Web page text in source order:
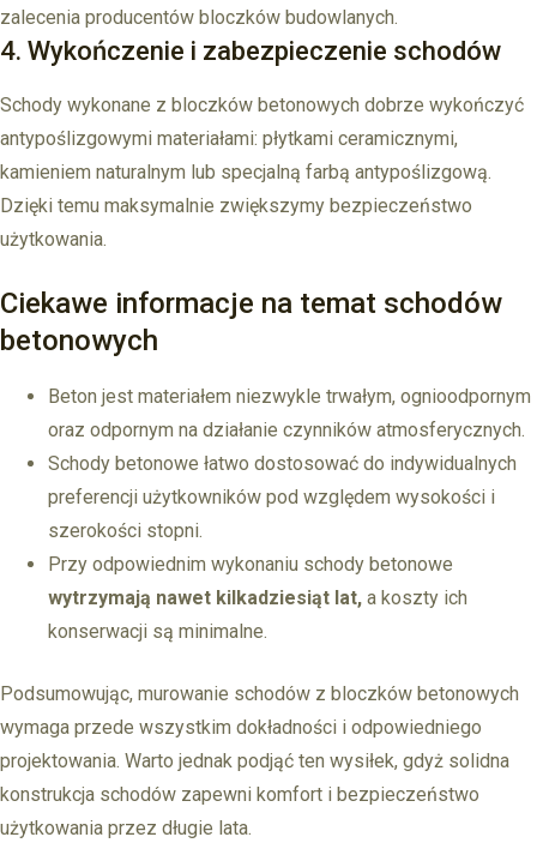
zalecenia producentów bloczków budowlanych.
4. Wykończenie i zabezpieczenie schodów
Schody wykonane z bloczków betonowych dobrze wykończyć
antypoślizgowymi materiałami: płytkami ceramicznymi,
kamieniem naturalnym lub specjalną farbą antypoślizgową.
Dzięki temu maksymalnie zwiększymy bezpieczeństwo
użytkowania.
Ciekawe informacje na temat schodów
betonowych
Beton jest materiałem niezwykle trwałym, ognioodpornym
oraz odpornym na działanie czynników atmosferycznych.
Schody betonowe łatwo dostosować do indywidualnych
preferencji użytkowników pod względem wysokości i
szerokości stopni.
Przy odpowiednim wykonaniu schody betonowe
wytrzymają nawet kilkadziesiąt lat, a koszty ich
konserwacji są minimalne.
Podsumowując, murowanie schodów z bloczków betonowych
wymaga przede wszystkim dokładności i odpowiedniego
projektowania. Warto jednak podjąć ten wysiłek, gdyż solidna
konstrukcja schodów zapewni komfort i bezpieczeństwo
użytkowania przez długie lata.